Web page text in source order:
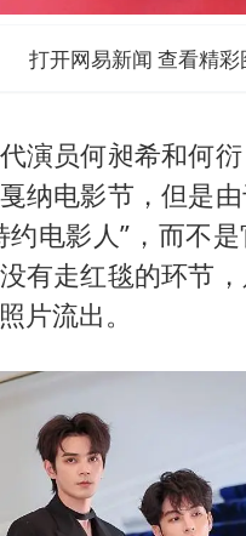
打开网易新闻 查看精彩
演员何昶希和何
纳电影节，但是
约电影人”，而不是
有走红毯的环节
片流出。